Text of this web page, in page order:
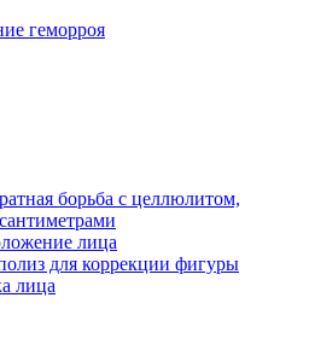
геморроя
борьба с целлюлитом,
лица
для коррекции фигуры
лица